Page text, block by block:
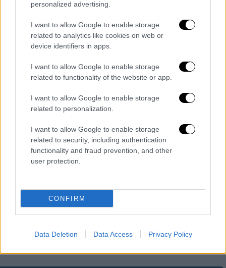
personalized advertising.
I want to allow Google to enable storage
related to analytics like cookies on web or
device identifiers in apps.
I want to allow Google to enable storage
related to functionality of the website or app.
I want to allow Google to enable storage
related to personalization.
I want to allow Google to enable storage
related to security, including authentication
functionality and fraud prevention, and other
user protection.
CONFIRM
Data Deletion Data Access Privacy Policy
Πολιτική|25.06.2026 15:00
Με «δώρα» ο Τραμπ στην Άγκυρα τον
εξελίξεις
Ο πρωθυπουργός έχει τονίσει στο παρελθόν
βάθος και δεν ετεροπροσδιορίζονται από τη